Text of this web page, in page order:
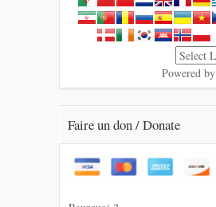
Powered by
Faire un don / Donate